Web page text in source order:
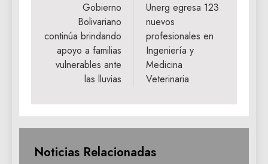
entradas
Gobierno
Bolivariano
continúa brindando
apoyo a familias
vulnerables ante
las lluvias
Unerg egresa 123
nuevos
profesionales en
Ingeniería y
Medicina
Veterinaria
Noticias Relacionadas